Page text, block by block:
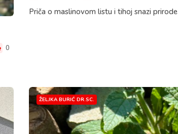
0
Priča o maslinovom listu i tihoj snazi prirode
ŽELJKA BURIĆ DR.SC.